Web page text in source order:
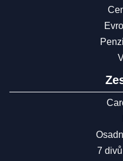
7